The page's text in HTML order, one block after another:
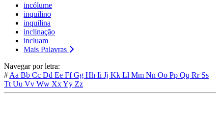
incólume
inquilino
inquilina
inclinação
incluam
Mais Palavras
Navegar por letra:
# Aa Bb Cc Dd Ee FfGg Hh Ii Jj Kk Ll Mm Nn Oo Pp Qq Rr Ss
Tt Uu Vv Ww XxYy Zz